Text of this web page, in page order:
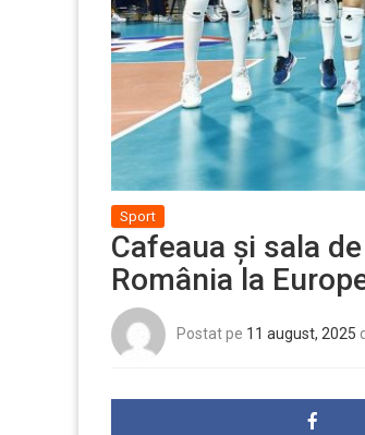
Sport
Cafeaua și sala
România la
Postat pe 11 august, 2025